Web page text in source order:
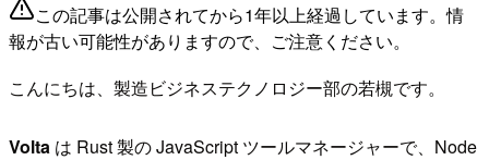
この記事は公開されてから1年以上経過しています。情
報が古い可能性がありますので、ご注意ください。
こんにちは、製造ビジネステクノロジー部の若槻です。
Volta は Rust 製の JavaScript ツールマネージャーで、Node